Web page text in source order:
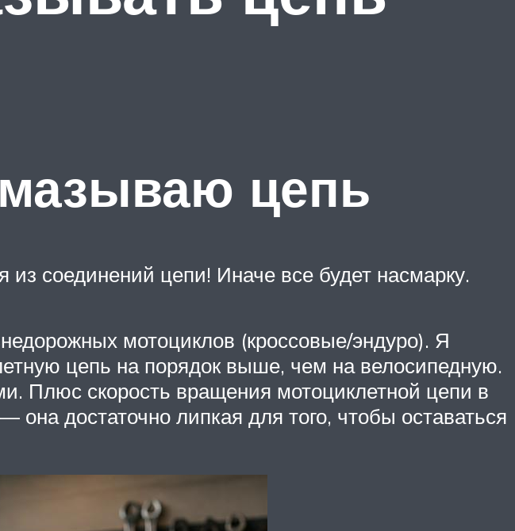
цепь
соединений цепи! Иначе все будет насмарку.
мотоциклов (кроссовые/эндуро). Я
цепь на порядок выше, чем на велосипедную.
Плюс скорость вращения мотоциклетной цепи в
достаточно липкая для того, чтобы оставаться